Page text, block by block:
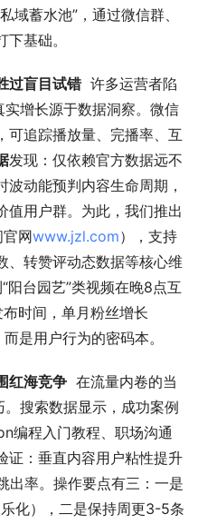
域蓄水池”，通过微信群、
基础。
过盲目试错
  许多运营者陷
实增长源于数据洞察。微信
可追踪播放量、完播率、互
发现：仅依赖官方数据远不
动能预判内容生命周期，
值用户群。为此，我们推出
官网www.jzl.com），支持
、转赞评动态数据等核心维
阳台园艺”类视频在晚8点互
时间，单月粉丝增长
是用户行为的密码本。
红海竞争
  在流量内卷的当
。搜索数据显示，成功案例
编程入门教程、职场沟通
证：垂直内容用户粘性提升
出率。操作要点有三：一是
化），二是保持周更3-5条